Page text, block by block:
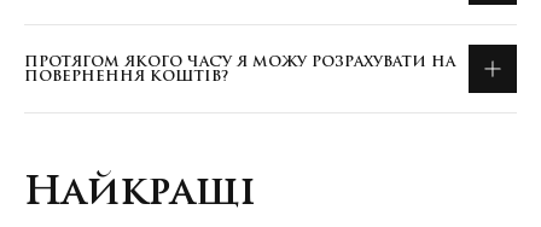
ПРОТЯГОМ ЯКОГО ЧАСУ Я МОЖУ РОЗРАХУВАТИ НА
ПОВЕРНЕННЯ КОШТІВ?
Найкращі